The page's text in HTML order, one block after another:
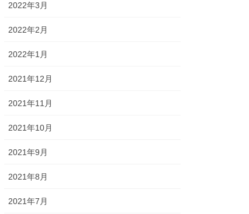
2022年3月
2022年2月
2022年1月
2021年12月
2021年11月
2021年10月
2021年9月
2021年8月
2021年7月